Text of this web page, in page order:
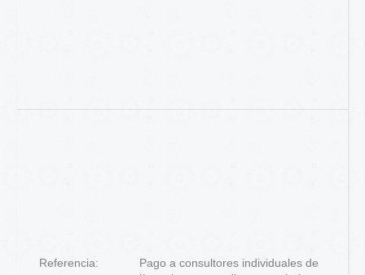
Referencia:
Pago a consultores individuales de